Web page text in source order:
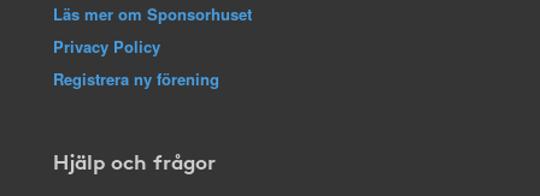
Läs mer om Sponsorhuset
Privacy Policy
Registrera ny förening
Hjälp och frågor